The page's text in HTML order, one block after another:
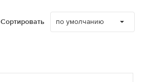
Сортировать по умолчанию